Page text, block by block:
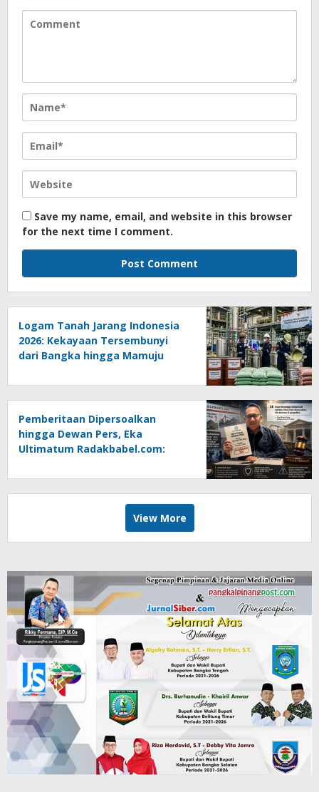
Save my name, email, and website in this browser
for the next time I comment.
Logam Tanah Jarang Indonesia
2026: Kekayaan Tersembunyi
dari Bangka hingga Mamuju
Pemberitaan Dipersoalkan
hingga Dewan Pers, Eka
Ultimatum Radakbabel.com:
Tempuh Jalur Hukum
View More